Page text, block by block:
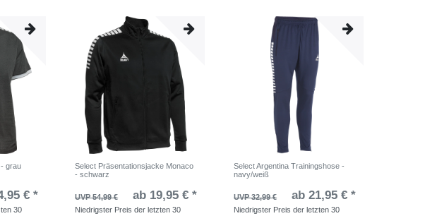
grau
€ *
30
Select Präsentationsjacke Monaco
- schwarz
UVP 54,99 € ab 19,95 € *
Niedrigster Preis der letzten 30
Select Argentina Trainingshose -
navy/weiß
UVP 32,99 € ab 21,95 € *
Niedrigster Preis der letzten 30